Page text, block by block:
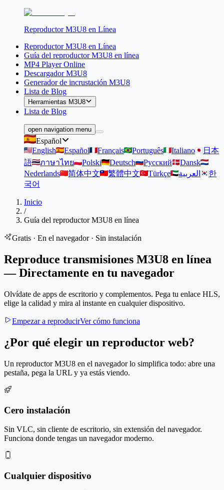
Reproductor M3U8 en Línea
Reproductor M3U8 en Línea
Guía del reproductor M3U8 en línea
MP4 Player Online
Descargador M3U8
Generador de incrustación M3U8
Lista de Blog
Herramientas M3U8
Lista de Blog
open navigation menu
Español
English
Español Français Português Italiano
日本
語
ภาษาไทย Polski Deutsch Русский
Dansk
Nederlands
简体中文 繁體中文 Türkçe العربية
한
국어
Inicio
/
Guía del reproductor M3U8 en línea
Gratis · En el navegador · Sin instalación
Reproduce transmisiones M3U8 en línea
— Directamente en tu navegador
Olvídate de apps de escritorio y complementos. Pega tu enlace HLS,
elige la calidad y mira al instante en cualquier dispositivo.
Empezar a reproducirVer cómo funciona
¿Por qué elegir un reproductor web?
Un reproductor M3U8 en el navegador lo simplifica todo: abre una
pestaña, pega la URL y ya estás viendo.
Cero instalación
Sin VLC, sin cliente de escritorio, sin extensión del navegador.
Funciona donde tengas un navegador moderno.
Cualquier dispositivo